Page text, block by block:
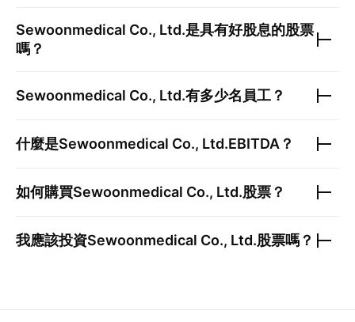
Sewoonmedical Co., Ltd.是具有好股息的股票
嗎？
Sewoonmedical Co., Ltd.有多少名員工？
什麼是Sewoonmedical Co., Ltd.EBITDA？
如何購買Sewoonmedical Co., Ltd.股票？
我應該投資Sewoonmedical Co., Ltd.股票嗎？